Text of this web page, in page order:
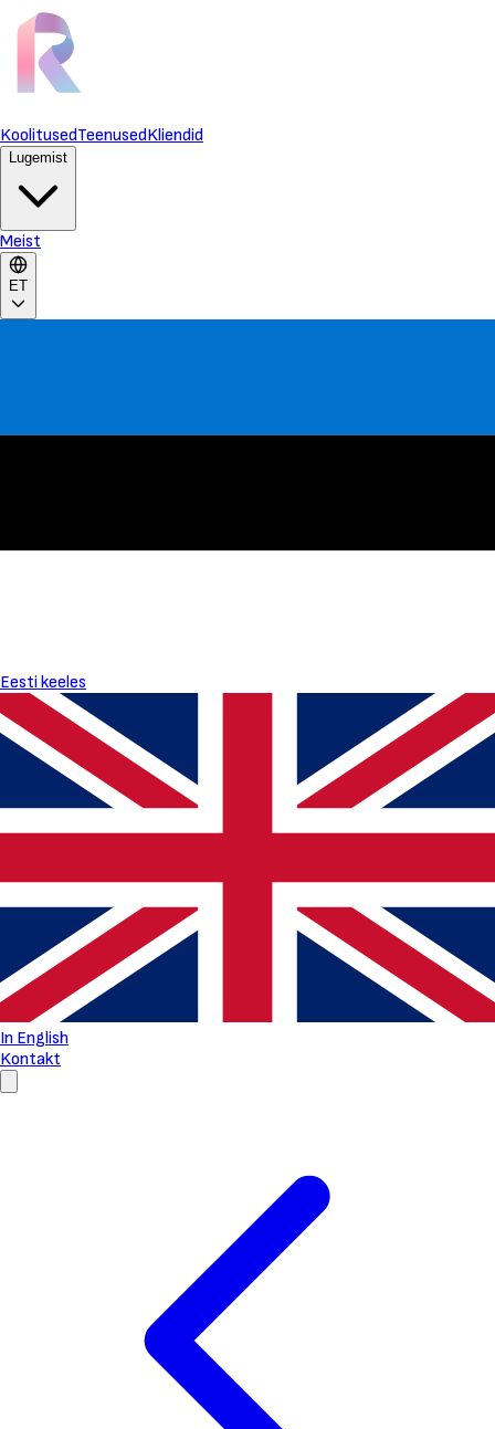
KoolitusedTeenusedKliendid
Lugemist
Meist
ET
Eesti keeles
In English
Kontakt